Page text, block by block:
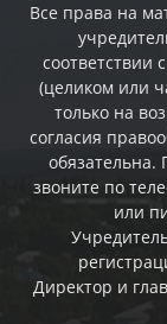
Все права на
соответствии
(целиком или
только на
согласия
обязательна.
звоните по
или
Директор и